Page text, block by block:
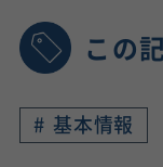
この
# 基本情報